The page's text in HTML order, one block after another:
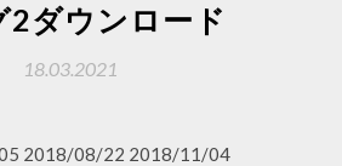
2ダウンロード
18.03.2021
2018/08/22 2018/11/04